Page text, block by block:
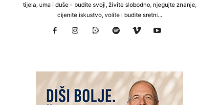
tijela, uma i duše - budite svoji, živite slobodno, njegujte znanje,
cijenite iskustvo, volite i budite sretni...